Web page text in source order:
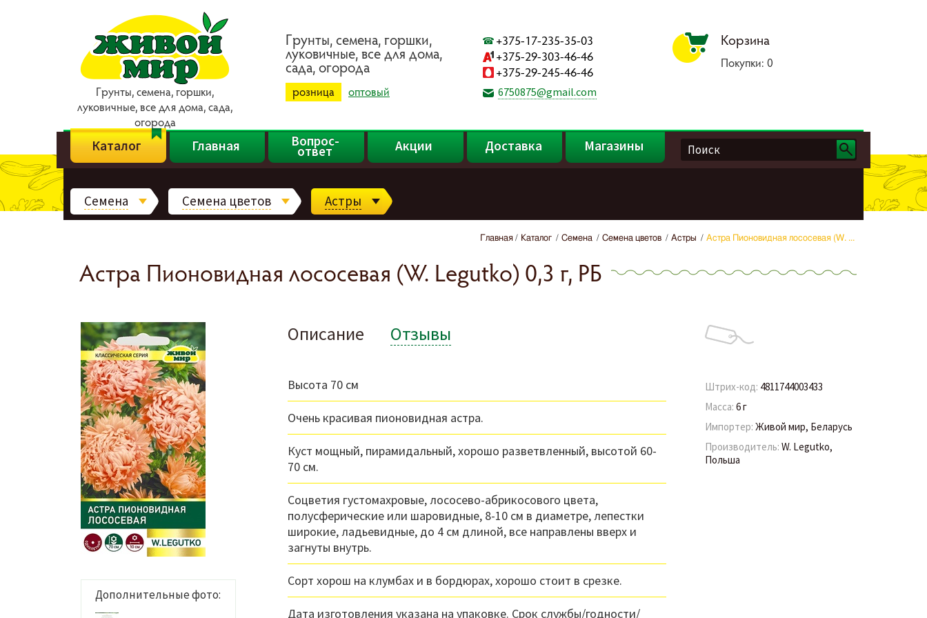
Гpyнты, ceмeнa, гopшки,
лyкoвичныe, вce для дoмa, caдa,
oгopoдa
Гpyнты, ceмeнa, гopшки,
лyкoвичныe, вce для дoмa,
caдa, oгopoдa
розница оптовый
+375-17-235-35-03
+375-29-303-46-46
+375-29-245-46-46
6750875@gmail.com
Корзина
Покупки:0
Каталог Главная Вопрос-
ответ Акции Доставка Магазины
Семена Семена цветов Астры
Главная Каталог Семена Семена цветов Астры Астра Пионовидная лососевая (W. ...
Астра Пионовидная лососевая (W. Legutko) 0,3 г, РБ
Дополнительные фото:
Штрих-код: 4811744003433
Масса: 6 г
Импортер: Живой мир, Беларусь
Производитель: W. Legutko,
Польша
Описание Отзывы
Высота 70 см
Очень красивая пионовидная астра.
Куст мощный, пирамидальный, хорошо разветвленный, высотой 60-
70 см.
Соцветия густомахровые, лососево-абрикосового цвета,
полусферические или шаровидные, 8-10 см в диаметре, лепестки
широкие, ладьевидные, до 4 см длиной, все направлены вверх и
загнуты внутрь.
Сорт хорош на клумбах и в бордюрах, хорошо стоит в срезке.
Дата изготовления указана на упаковке. Срок службы/годности/